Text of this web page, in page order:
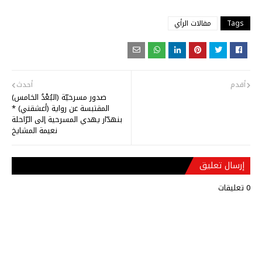
Tags مقالات الرأي
أحدث
صدور مسرحيّة (البُعْدُ الخامس)
المقتبسة عن رواية (أعشقني) *
بنهدّار يهدي المسرحية إلى الرّاحلة
نعيمة المشايخ
أقدم
إرسال تعليق
0 تعليقات